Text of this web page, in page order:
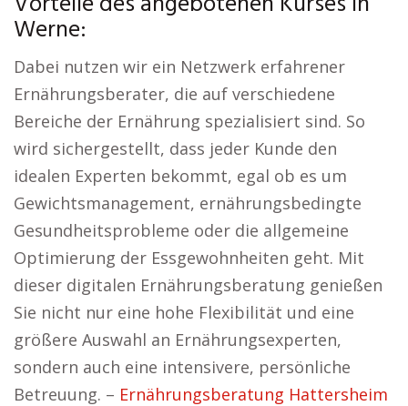
Werne:
Dabei nutzen wir ein Netzwerk erfahrener
Ernährungsberater, die auf verschiedene
Bereiche der Ernährung spezialisiert sind. So
wird sichergestellt, dass jeder Kunde den
idealen Experten bekommt, egal ob es um
Gewichtsmanagement, ernährungsbedingte
Gesundheitsprobleme oder die allgemeine
Optimierung der Essgewohnheiten geht. Mit
dieser digitalen Ernährungsberatung genießen
Sie nicht nur eine hohe Flexibilität und eine
größere Auswahl an Ernährungsexperten,
sondern auch eine intensivere, persönliche
Betreuung. – Ernährungsberatung Hattersheim